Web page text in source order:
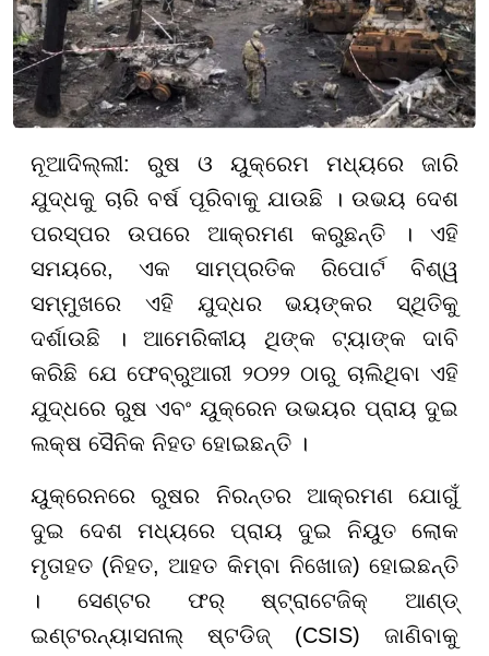
ନୂଆଦିଲ୍ଲୀ: ରୁଷ ଓ ୟୁକ୍ରେମ ମଧ୍ୟରେ ଜାରି
ଯୁଦ୍ଧକୁ ଚାରି ବର୍ଷ ପୂରିବାକୁ ଯାଉଛି । ଉଭୟ ଦେଶ
ପରସ୍ପର ଉପରେ ଆକ୍ରମଣ କରୁଛନ୍ତି । ଏହି
ସମୟରେ, ଏକ ସାମ୍ପ୍ରତିକ ରିପୋର୍ଟ ବିଶ୍ୱ
ସମ୍ମୁଖରେ ଏହି ଯୁଦ୍ଧର ଭୟଙ୍କର ସ୍ଥିତିକୁ
ଦର୍ଶାଉଛି । ଆମେରିକୀୟ ଥିଙ୍କ ଟ୍ୟାଙ୍କ ଦାବି
କରିଛି ଯେ ଫେବ୍ରୁଆରୀ ୨୦୨୨ ଠାରୁ ଚାଲିଥିବା ଏହି
ଯୁଦ୍ଧରେ ରୁଷ ଏବଂ ୟୁକ୍ରେନ ଉଭୟର ପ୍ରାୟ ଦୁଇ
ଲକ୍ଷ ସୈନିକ ନିହତ ହୋଇଛନ୍ତି ।
ୟୁକ୍ରେନରେ ରୁଷର ନିରନ୍ତର ଆକ୍ରମଣ ଯୋଗୁଁ
ଦୁଇ ଦେଶ ମଧ୍ୟରେ ପ୍ରାୟ ଦୁଇ ନିୟୁତ ଲୋକ
ମୃତାହତ (ନିହତ, ଆହତ କିମ୍ବା ନିଖୋଜ) ହୋଇଛନ୍ତି
। ସେଣ୍ଟର ଫର୍ ଷ୍ଟ୍ରାଟେଜିକ୍ ଆଣ୍ଡ୍
ଇଣ୍ଟରନ୍ୟାସନାଲ୍ ଷ୍ଟଡିଜ୍ (CSIS) ଜାଣିବାକୁ